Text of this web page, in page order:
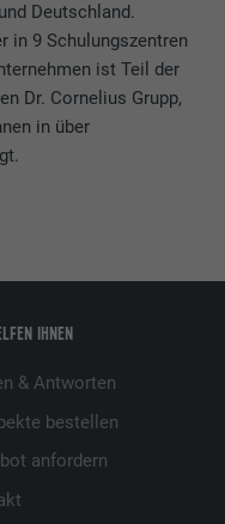
Deutschland.
in 9 Schulungszentren
ist Teil der
Dr. Cornelius Grupp,
in über
IHNEN
& Antworten
bestellen
anfordern